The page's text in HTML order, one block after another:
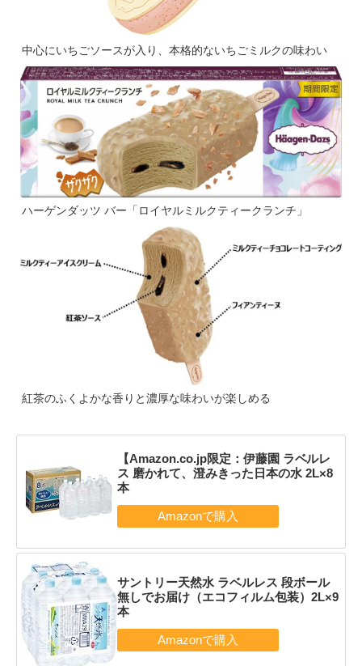
中心にいちごソースが入り、本格的ないちごミルクの味わい
ハーゲンダッツ バー「ロイヤルミルクティークランチ」
紅茶のふくよかな香りと濃厚な味わいが楽しめる
【Amazon.co.jp限定：伊藤園 ラベルレ
ス 磨かれて、澄みきった日本の水 2L×8
本
サントリー天然水 ラベルレス 段ボール
無しでお届け（エコフィルム包装）2L×9
本